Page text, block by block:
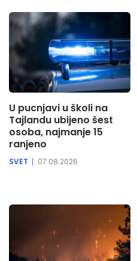
U pucnjavi u školi na
Tajlandu ubijeno šest
osoba, najmanje 15
ranjeno
SVET 07.08.2026